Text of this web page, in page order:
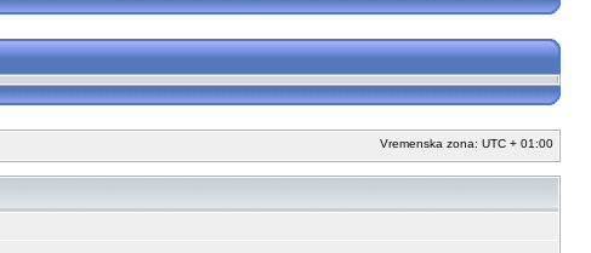
Vremenska zona: UTC + 01:00